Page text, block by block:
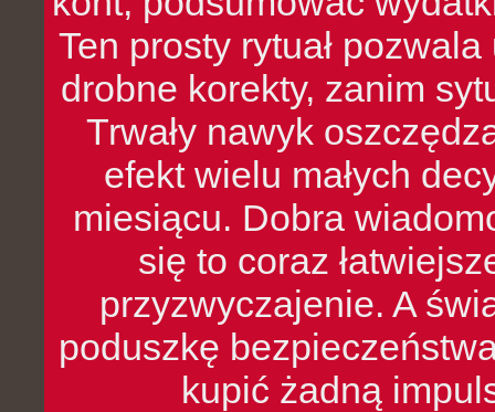
Ten prosty rytuał
drobne korekty, zanim
Trwały nawyk
efekt wielu małych
miesiącu. Dobra
się to coraz
przyzwyczajenie. A
poduszkę
kupić żadną